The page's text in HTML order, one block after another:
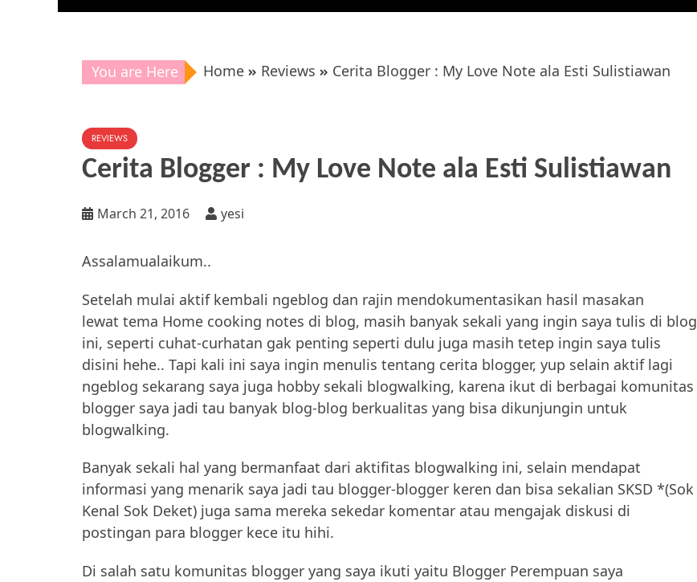
You are Here Home Reviews Cerita Blogger : My Love Note ala Esti Sulistiawan
REVIEWS
Cerita Blogger : My Love Note ala Esti Sulistiawan
March 21, 2016 yesi
Assalamualaikum..
Setelah mulai aktif kembali ngeblog dan rajin mendokumentasikan hasil masakan
lewat tema Home cooking notes di blog, masih banyak sekali yang ingin saya tulis di blog
ini, seperti cuhat-curhatan gak penting seperti dulu juga masih tetep ingin saya tulis
disini hehe.. Tapi kali ini saya ingin menulis tentang cerita blogger, yup selain aktif lagi
ngeblog sekarang saya juga hobby sekali blogwalking, karena ikut di berbagai komunitas
blogger saya jadi tau banyak blog-blog berkualitas yang bisa dikunjungin untuk
blogwalking.
Banyak sekali hal yang bermanfaat dari aktifitas blogwalking ini, selain mendapat
informasi yang menarik saya jadi tau blogger-blogger keren dan bisa sekalian SKSD *(Sok
Kenal Sok Deket) juga sama mereka sekedar komentar atau mengajak diskusi di
postingan para blogger kece itu hihi.
Di salah satu komunitas blogger yang saya ikuti yaitu Blogger Perempuan saya